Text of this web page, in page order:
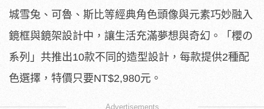
城雪兔、可魯、斯比等經典角色頭像與元素巧妙融入
鏡框與鏡架設計中，讓⽣活充滿夢想與奇幻。「櫻の
系列」共推出10款不同的造型設計，每款提供2種配
色選擇，特價只要NT$2,980元。
Advertisements